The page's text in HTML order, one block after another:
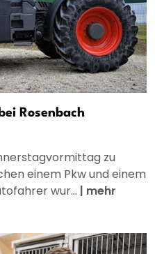
Rosenbach
zu
einem Pkw und einem
wur... | mehr